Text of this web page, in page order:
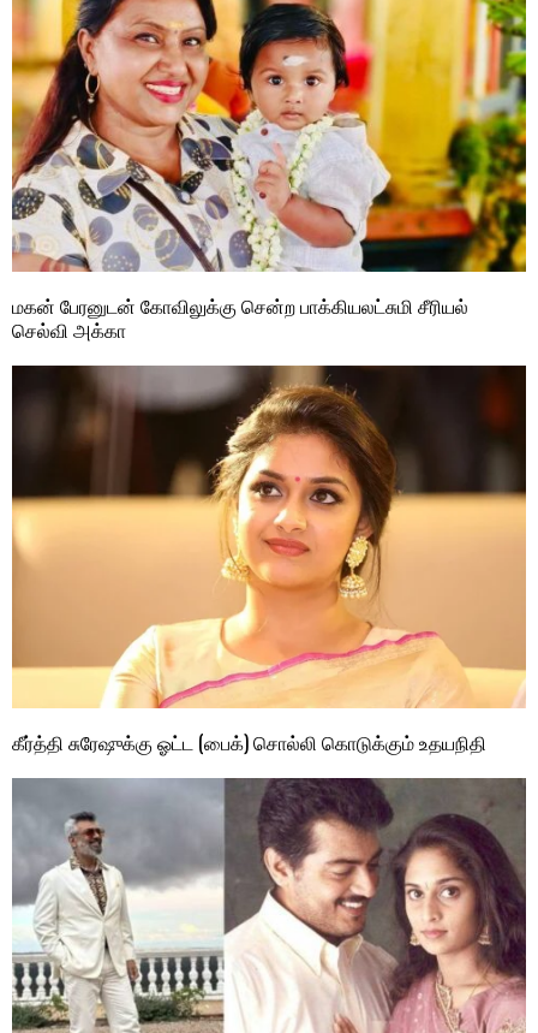
மகன் பேரனுடன் கோவிலுக்கு சென்ற பாக்கியலட்சுமி சீரியல்
செல்வி அக்கா
கீர்த்தி சுரேஷுக்கு ஓட்ட (பைக்) சொல்லி கொடுக்கும் உதயநிதி